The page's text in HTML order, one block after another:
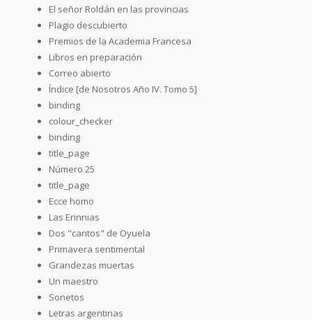
El señor Roldán en las provincias
Plagio descubierto
Premios de la Academia Francesa
Libros en preparación
Correo abierto
Índice [de Nosotros Año IV. Tomo 5]
binding
colour_checker
binding
title_page
Número 25
title_page
Ecce homo
Las Erinnias
Dos "cantos" de Oyuela
Primavera sentimental
Grandezas muertas
Un maestro
Sonetos
Letras argentinas